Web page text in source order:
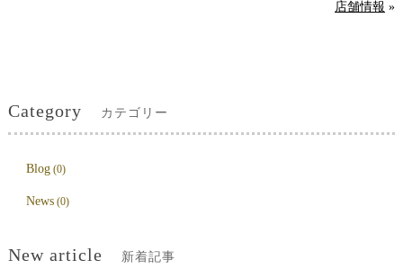
店舗情報 »
Category カテゴリー
Blog(0)
News(0)
New article 新着記事